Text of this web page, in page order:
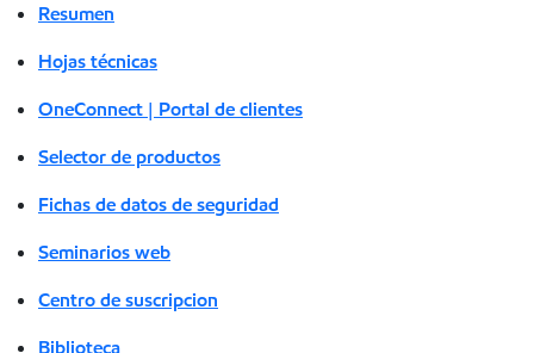
Resumen
Hojas técnicas
OneConnect | Portal de clientes
Selector de productos
Fichas de datos de seguridad
Seminarios web
Centro de suscripcion
Biblioteca